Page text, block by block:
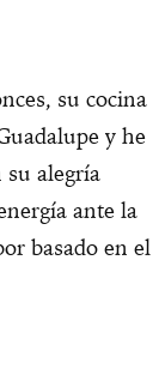
su cocina
y he
su alegría
ante la
basado en el